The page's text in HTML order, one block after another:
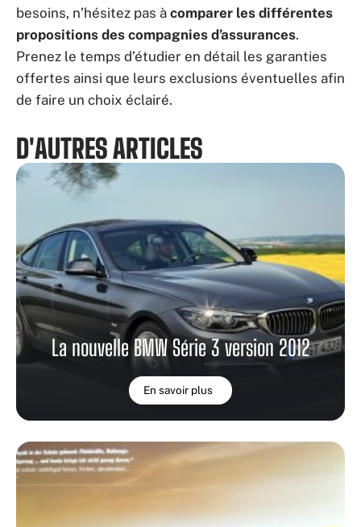
besoins, n’hésitez pas à comparer les différentes
propositions des compagnies d’assurances.
Prenez le temps d’étudier en détail les garanties
offertes ainsi que leurs exclusions éventuelles afin
de faire un choix éclairé.
D'AUTRES ARTICLES
La nouvelle BMW Série 3 version 2012
En savoir plus